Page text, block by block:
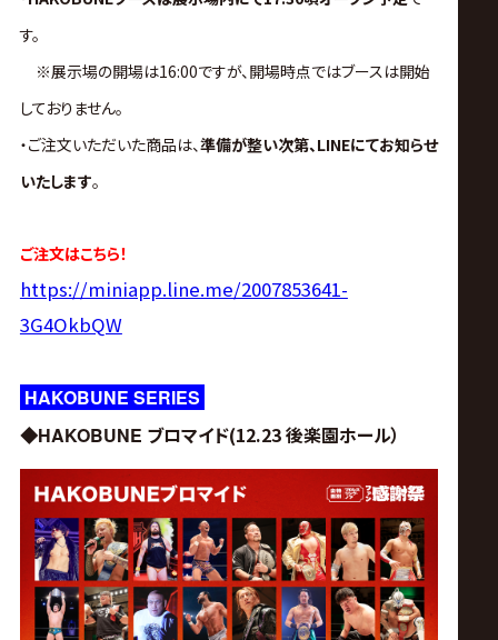
す。
※展示場の開場は16:00ですが、開場時点ではブースは開始
しておりません。
・ご注文いただいた商品は、準備が整い次第、LINEにてお知らせ
いたします。
ご注文はこちら！
https://miniapp.line.me/2007853641-
3G4OkbQW
HAKOBUNE SERIES
◆HAKOBUNE ブロマイド(12.23 後楽園ホール）